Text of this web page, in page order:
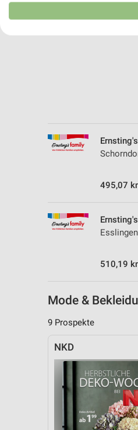
495,07
510,19
Mode &
9 Prospekte
NKD
Erstellung von Profilen für
Analyse von Zielgruppen
Entwicklung und Verbesserung
IAB-Besonderheiten:
Geräte anhand von aktiv